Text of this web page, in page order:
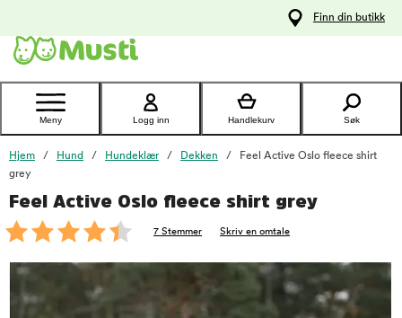
Kontakt
kundeservice
Finn din butikk
Meny Logg inn Handlekurv Søk
Hjem Hund Hundeklær Dekken
Feel Active Oslo fleece shirt
grey
Feel Active Oslo fleece shirt grey
7 Stemmer Skriv en omtale
foo